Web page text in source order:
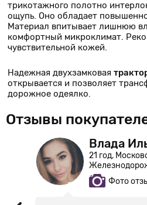
трикотажного полотно
ощупь. Оно обладает
Материал впитывает лишнюю
комфортный микроклимат.
чувствительной кожей.
Надежная двухзамковая
открывается и позволяет
дорожное одеялко.
Отзывы
Влада
21 год,
Фото